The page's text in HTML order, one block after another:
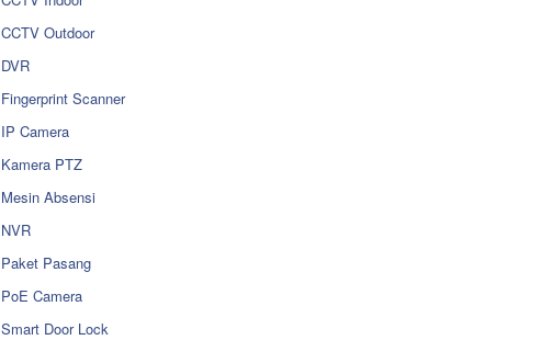
CCTV Outdoor
DVR
Fingerprint Scanner
IP Camera
Kamera PTZ
Mesin Absensi
NVR
Paket Pasang
PoE Camera
Smart Door Lock